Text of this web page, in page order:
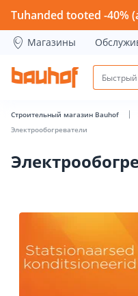
Электрообогреватели -
Tuhanded tooted -40%
Магазины
Строительный магазин Bauhof
Электрообогреватели